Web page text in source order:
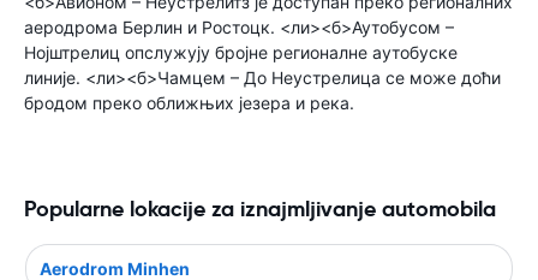
аеродрома Берлин и Ростоцк. <ли><б>Аутобусом –
Нојштрелиц опслужују бројне регионалне аутобуске
линије. <ли><б>Чамцем – До Неустрелица се може доћи
бродом преко оближњих језера и река.
Popularne lokacije za iznajmljivanje automobila
Aerodrom Minhen